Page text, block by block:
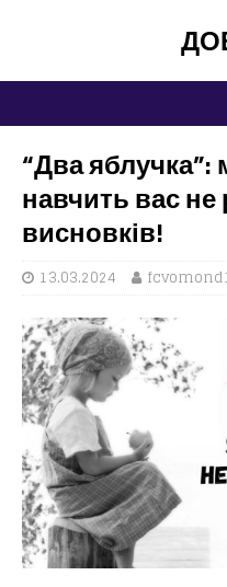
“Два яблучка”:
навчить вас
висновків!
13.03.2024